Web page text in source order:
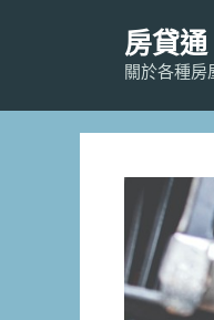
房貸
關於各種房